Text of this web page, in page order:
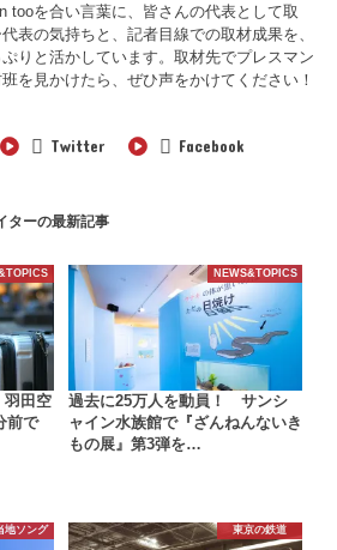
tooを合い言葉に、皆さんの代表として取
表の気持ちと、記者目線での取材成果を、
りと活かしています。取材先でプレスマン
を見かけたら、ぜひ声をかけてください！
Twitter Facebook
ターの最新記事
羽田空
前で
NEWS&TOPICS
過去に25万人を動員！ サンシ
ャイン水族館で『ざんねんないき
もの展』第3弾を…
地ソング 東京の鉄道